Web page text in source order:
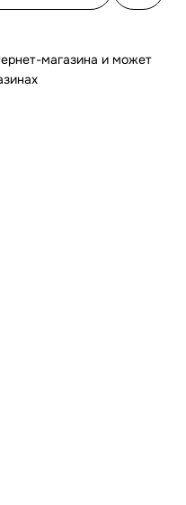
магазина и может